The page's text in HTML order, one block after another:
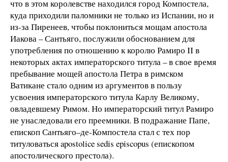
что в этом королевстве находился город Компостела,
куда приходили паломники не только из Испании, но и
из-за Пиренеев, чтобы поклониться мощам апостола
Иакова – Сантьяго, послужили обоснованием для
употребления по отношению к королю Рамиро II в
некоторых актах императорского титула – в свое время
пребывание мощей апостола Петра в римском
Ватикане стало одним из аргументов в пользу
усвоения императорского титула Карлу Великому,
овладевшему Римом. Но императорский титул Рамиро
не унаследовали его преемники. В подражание Папе,
епископ Сантьяго–де-Компостела стал с тех пор
титуловаться apostolice sedis episcopus (епископом
апостолического престола).